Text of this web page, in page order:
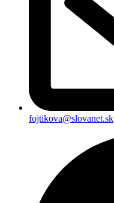
fojtikova@slovanet.sk